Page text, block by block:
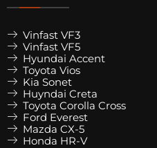
Vinfast VF3
Vinfast VF5
Hyundai Accent
Toyota Vios
Kia Sonet
Huyndai Creta
Toyota Corolla Cross
Ford Everest
Mazda CX-5
Honda HR-V